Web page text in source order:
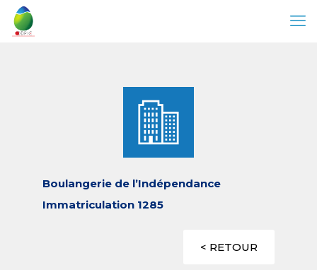
Boulangerie de l’Indépendance
Immatriculation 1285
< RETOUR